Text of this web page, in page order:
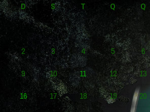
D S T Q Q
2
3 4 5 6
9
10 11 12 13
16
17 18 19 20